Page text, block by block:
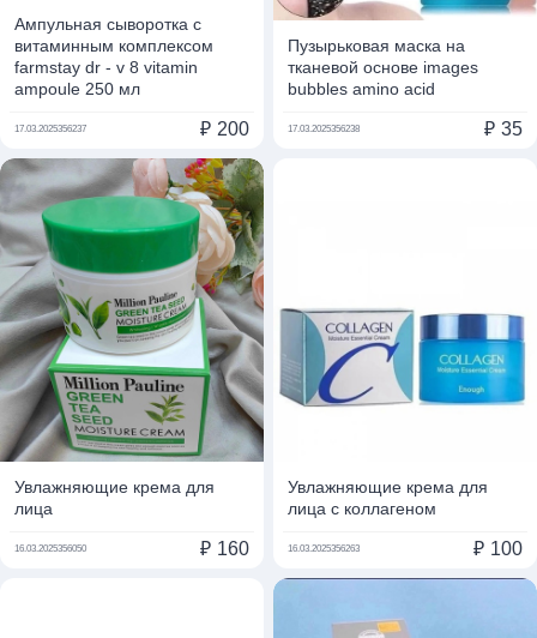
Ампульная сыворотка с
витаминным комплексом
farmstay dr - v 8 vitamin
ampoule 250 мл
17.03.2025356237 ₽ 200
Пузырьковая маска на
тканевой основе images
bubbles amino acid
17.03.2025356238 ₽ 35
Увлажняющие крема для
лица
16.03.2025356050 ₽ 160
Увлажняющие крема для
лица с коллагеном
16.03.2025356263 ₽ 100